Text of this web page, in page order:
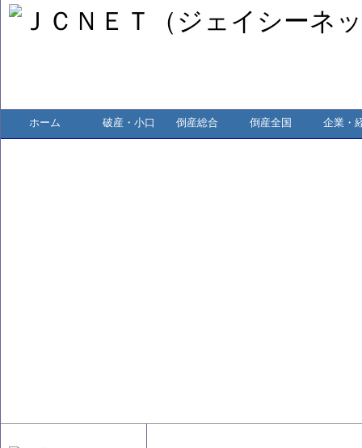
ホーム 破産・小口 倒産総合 倒産全国 企業・